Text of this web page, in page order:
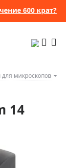
600 крат?
для микроскопов
14